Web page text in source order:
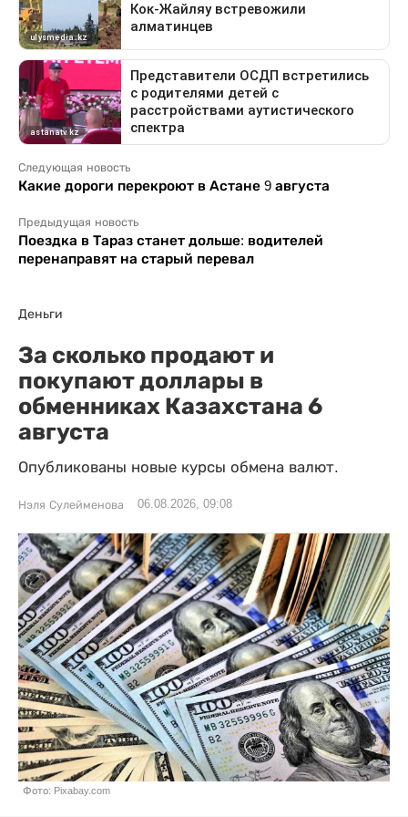
Следующая новость
Какие дороги перекроют в Астане 9 августа
Предыдущая новость
Поездка в Тараз станет дольше: водителей
перенаправят на старый перевал
Деньги
За сколько продают и
покупают доллары в
обменниках Казахстана 6
августа
Опубликованы новые курсы обмена валют.
Нэля Сулейменова 06.08.2026, 09:08
Фото: Pixabay.com